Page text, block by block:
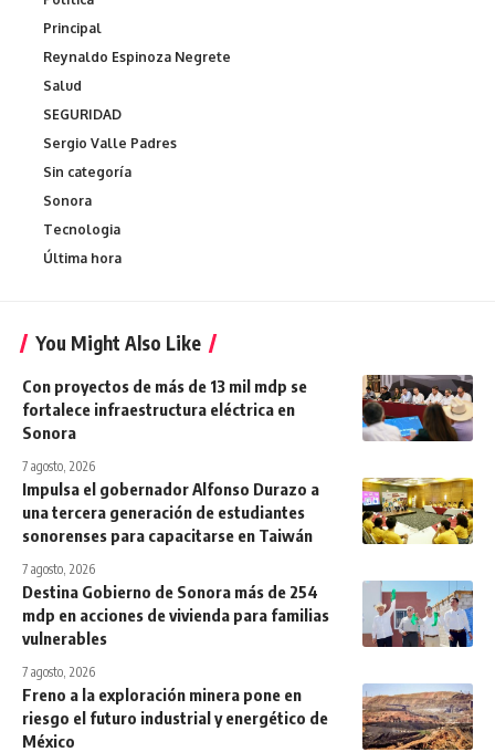
Principal
Reynaldo Espinoza Negrete
Salud
SEGURIDAD
Sergio Valle Padres
Sin categoría
Sonora
Tecnologia
Última hora
You Might Also Like
Con proyectos de más de 13 mil mdp se
fortalece infraestructura eléctrica en
Sonora
7 agosto, 2026
Impulsa el gobernador Alfonso Durazo a
una tercera generación de estudiantes
sonorenses para capacitarse en Taiwán
7 agosto, 2026
Destina Gobierno de Sonora más de 254
mdp en acciones de vivienda para familias
vulnerables
7 agosto, 2026
Freno a la exploración minera pone en
riesgo el futuro industrial y energético de
México